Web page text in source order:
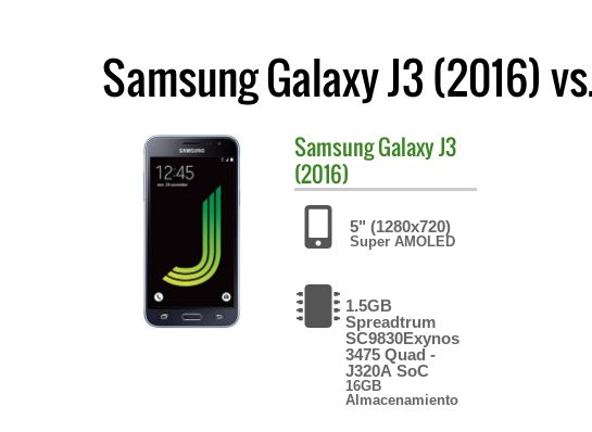
Samsung Galaxy J3 (2016)
SamsungGalaxy J3
(2016)
5" (1280x720)
Super AMOLED
1.5GB
Spreadtrum
SC9830Exynos
3475 Quad -
J320A SoC
16GB
Almacenamiento